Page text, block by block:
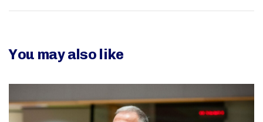
You may also like